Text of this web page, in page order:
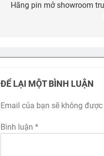
hướng
Hãng pin mở showroom
ĐỂ LẠI MỘT BÌNH LUẬN
Email của bạn sẽ không
Bình luận *